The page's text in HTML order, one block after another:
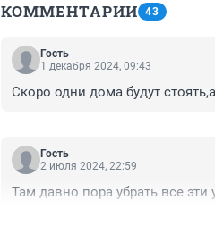
КОММЕНТАРИИ 43
Гость
1 декабря 2024, 09:43
Скоро одни дома будут
Гость
2 июля 2024, 22:59
Там давно пора убрать все